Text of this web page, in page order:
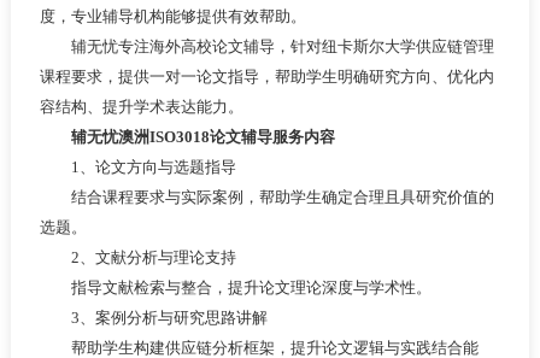
度，专业辅导机构能够提供有效帮助。
辅无忧专注海外高校论文辅导，针对纽卡斯尔大学供应链管理
课程要求，提供一对一论文指导，帮助学生明确研究方向、优化内
容结构、提升学术表达能力。
辅无忧澳洲ISO3018论文辅导服务内容
1、论文方向与选题指导
结合课程要求与实际案例，帮助学生确定合理且具研究价值的
选题。
2、文献分析与理论支持
指导文献检索与整合，提升论文理论深度与学术性。
3、案例分析与研究思路讲解
帮助学生构建供应链分析框架，提升论文逻辑与实践结合能